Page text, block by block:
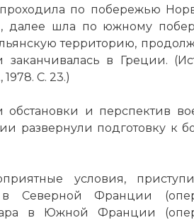
по побережью
далее шла по южному
территорию,
в Греции.
С. 23.)
и перспектив
развернули подготовку к
условия,
Северной Франции
в Южной Франции